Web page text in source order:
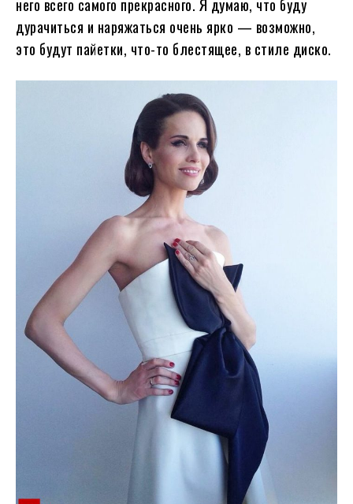
него всего самого прекрасного. Я думаю, что буду
дурачиться и наряжаться очень ярко — возможно,
это будут пайетки, что-то блестящее, в стиле диско.